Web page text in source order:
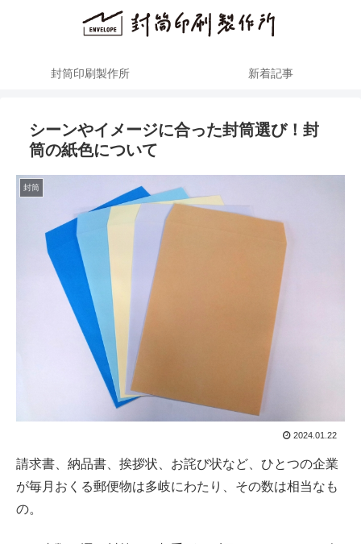
封筒印刷製作所 新着記事
シーンやイメージに合った封筒選び！封
筒の紙色について
封筒
2024.01.22
請求書、納品書、挨拶状、お詫び状など、ひとつの企業
が毎月おくる郵便物は多岐にわたり、その数は相当なも
の。